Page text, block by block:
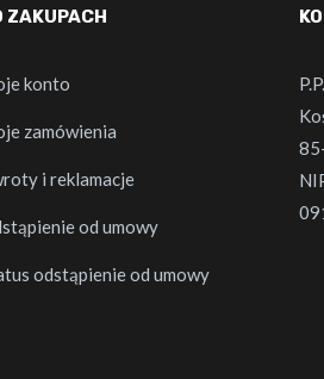
ZAKUPACH
konto
zamówienia
i reklamacje
od umowy
odstąpienie od umowy